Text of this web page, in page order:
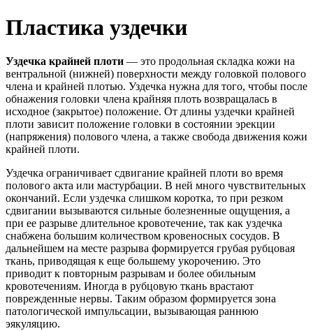
Пластика уздечки
Уздечка крайней плоти — это продольная складка кожи на
вентральной (нижней) поверхности между головкой полового
члена и крайней плотью. Уздечка нужна для того, чтобы после
обнажения головки члена крайняя плоть возвращалась в
исходное (закрытое) положение. От длины уздечки крайней
плоти зависит положение головки в состоянии эрекции
(напряжения) полового члена, а также свобода движения кожи
крайней плоти.
Уздечка ограничивает сдвигание крайней плоти во время
полового акта или мастурбации. В ней много чувствительных
окончаний. Если уздечка слишком коротка, то при резком
сдвигании вызываются сильные болезненные ощущения, а
при ее разрыве длительное кровотечение, так как уздечка
снабжена большим количеством кровеносных сосудов. В
дальнейшем на месте разрыва формируется грубая рубцовая
ткань, приводящая к еще большему укорочению. Это
приводит к повторным разрывам и более обильным
кровотечениям. Иногда в рубцовую ткань врастают
поврежденные нервы. Таким образом формируется зона
патологической импульсации, вызывающая раннюю
эякуляцию.